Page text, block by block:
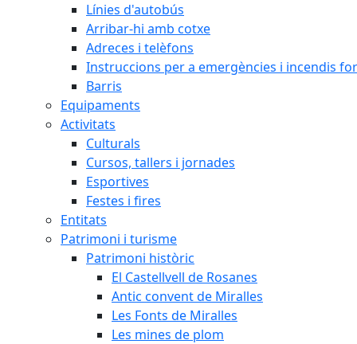
Línies d'autobús
Arribar-hi amb cotxe
Adreces i telèfons
Instruccions per a emergències i incendis
Barris
Equipaments
Activitats
Culturals
Cursos, tallers i jornades
Esportives
Festes i fires
Entitats
Patrimoni i turisme
Patrimoni històric
El Castellvell de Rosanes
Antic convent de Miralles
Les Fonts de Miralles
Les mines de plom